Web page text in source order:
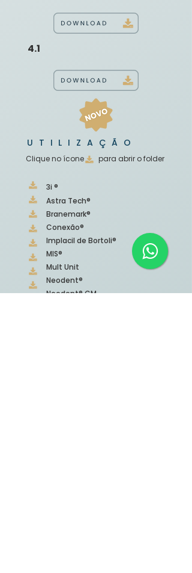
4.1
UTILIZAÇÃO
Clique no ícone para abrir o folder
3i ®
Astra Tech®
Branemark®
Conexão®
Implacil de Bortoli®
MIS®
Mult Unit
Neodent®
Neodent® GM